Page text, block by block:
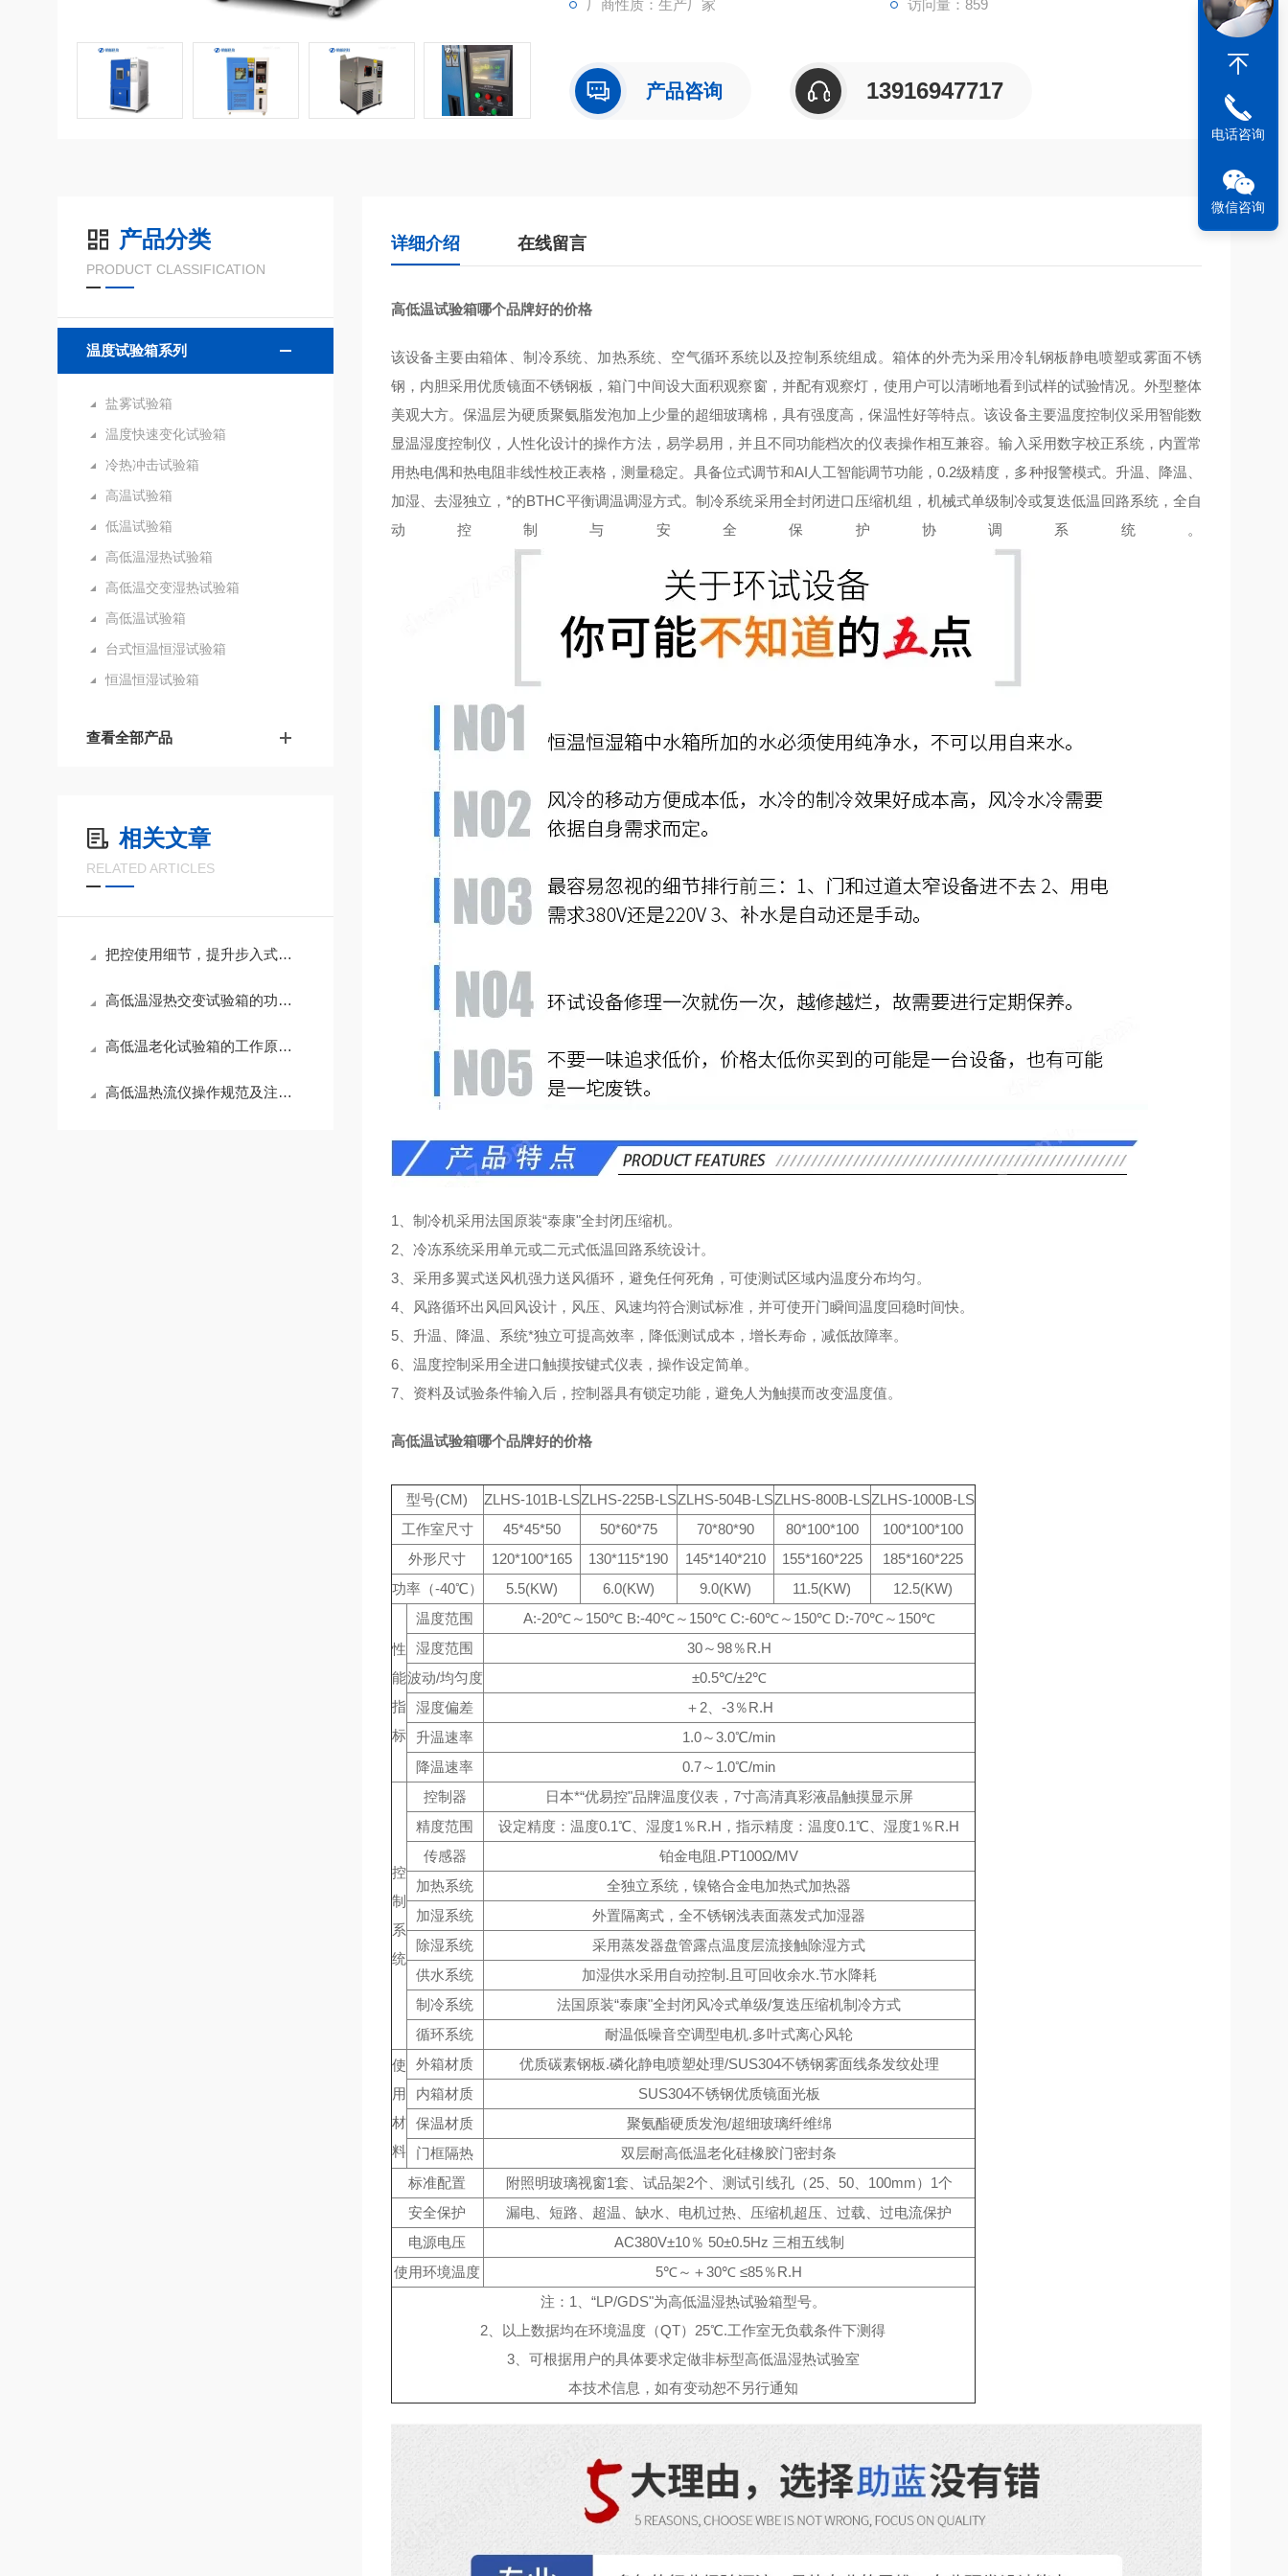
厂商性质：生产厂家 访问量：859
产品咨询 13916947717
产品分类
PRODUCT CLASSIFICATION
温度试验箱系列
盐雾试验箱
温度快速变化试验箱
冷热冲击试验箱
高温试验箱
低温试验箱
高低温湿热试验箱
高低温交变湿热试验箱
高低温试验箱
台式恒温恒湿试验箱
恒温恒湿试验箱
查看全部产品
相关文章
RELATED ARTICLES
把控使用细节，提升步入式高低温试验箱测试精度
高低温湿热交变试验箱的功能应用与养护技巧
高低温老化试验箱的工作原理与性能解析
高低温热流仪操作规范及注意事项
详细介绍 在线留言
高低温试验箱哪个品牌好的价格
该设备主要由箱体、制冷系统、加热系统、空气循环系统以及控制系统组成。箱体的外壳为采用冷轧钢板静电喷塑或雾面不锈
钢，内胆采用优质镜面不锈钢板，箱门中间设大面积观察窗，并配有观察灯，使用户可以清晰地看到试样的试验情况。外型整体
美观大方。保温层为硬质聚氨脂发泡加上少量的超细玻璃棉，具有强度高，保温性好等特点。该设备主要温度控制仪采用智能数
显温湿度控制仪，人性化设计的操作方法，易学易用，并且不同功能档次的仪表操作相互兼容。输入采用数字校正系统，内置常
用热电偶和热电阻非线性校正表格，测量稳定。具备位式调节和AI人工智能调节功能，0.2级精度，多种报警模式。升温、降温、
加湿、去湿独立，*的BTHC平衡调温调湿方式。制冷系统采用全封闭进口压缩机组，机械式单级制冷或复迭低温回路系统，全自
动控制与安全保护协调系统。
1、制冷机采用法国原装“泰康"全封闭压缩机。
2、冷冻系统采用单元或二元式低温回路系统设计。
3、采用多翼式送风机强力送风循环，避免任何死角，可使测试区域内温度分布均匀。
4、风路循环出风回风设计，风压、风速均符合测试标准，并可使开门瞬间温度回稳时间快。
5、升温、降温、系统*独立可提高效率，降低测试成本，增长寿命，减低故障率。
6、温度控制采用全进口触摸按键式仪表，操作设定简单。
7、资料及试验条件输入后，控制器具有锁定功能，避免人为触摸而改变温度值。
高低温试验箱哪个品牌好的价格
型号(CM) ZLHS-101B-LSZLHS-225B-LSZLHS-504B-LSZLHS-800B-LSZLHS-1000B-LS
工作室尺寸
45*45*50 50*60*75 70*80*90 80*100*100
100*100*100
外形尺寸
120*100*165 130*115*190 145*140*210 155*160*225
185*160*225
功率（-40℃）
5.5(KW) 6.0(KW) 9.0(KW) 11.5(KW) 12.5(KW)
性
能
指
标
温度范围
A:-20℃～150℃ B:-40℃～150℃ C:-60℃～150℃ D:-70℃～150℃
湿度范围
30～98％R.H
波动/均匀度
±0.5℃/±2℃
湿度偏差
＋2、-3％R.H
升温速率
1.0～3.0℃/min
降温速率
0.7～1.0℃/min
控
制
系
统
控制器
日本*“优易控"品牌温度仪表，7寸高清真彩液晶触摸显示屏
精度范围
设定精度：温度0.1℃、湿度1％R.H，指示精度：温度0.1℃、湿度1％R.H
传感器
铂金电阻.PT100Ω/MV
加热系统
全独立系统，镍铬合金电加热式加热器
加湿系统
外置隔离式，全不锈钢浅表面蒸发式加湿器
除湿系统
采用蒸发器盘管露点温度层流接触除湿方式
供水系统
加湿供水采用自动控制.且可回收余水.节水降耗
制冷系统
法国原装“泰康"全封闭风冷式单级/复迭压缩机制冷方式
循环系统
耐温低噪音空调型电机.多叶式离心风轮
使
用
材
料
外箱材质
优质碳素钢板.磷化静电喷塑处理/SUS304不锈钢雾面线条发纹处理
内箱材质
SUS304不锈钢优质镜面光板
保温材质
聚氨酯硬质发泡/超细玻璃纤维绵
门框隔热
双层耐高低温老化硅橡胶门密封条
标准配置
附照明玻璃视窗1套、试品架2个、测试引线孔（25、50、100mm）1个
安全保护
漏电、短路、超温、缺水、电机过热、压缩机超压、过载、过电流保护
电源电压
AC380V±10％ 50±0.5Hz 三相五线制
使用环境温度
5℃～＋30℃ ≤85％R.H
注：1、“LP/GDS"为高低温湿热试验箱型号。
2、以上数据均在环境温度（QT）25℃.工作室无负载条件下测得
3、可根据用户的具体要求定做非标型高低温湿热试验室
本技术信息，如有变动恕不另行通知
电话咨询
微信咨询